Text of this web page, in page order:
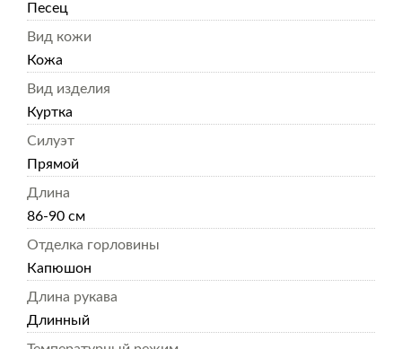
Песец
Вид кожи
Кожа
Вид изделия
Куртка
Силуэт
Прямой
Длина
86-90 см
Отделка горловины
Капюшон
Длина рукава
Длинный